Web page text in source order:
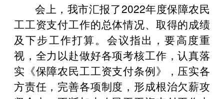
会上，我市汇报了2022年度保障农民
工工资支付工作的总体情况、取得的成绩
及下步工作打算。会议指出，要高度重
视，全力以赴做好各项考核工作，认真落
实《保障农民工工资支付条例》，压实各
方责任，完善各项制度，形成根治欠薪攻